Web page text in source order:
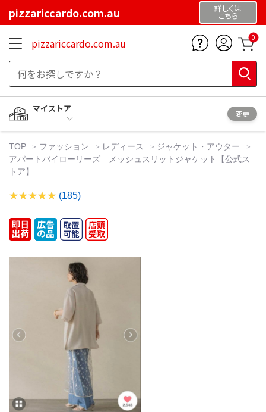
pizzariccardo.com.au 詳しくは
こちら
pizzariccardo.com.au 0
マイストア
変更
TOP ファッション レディース
ジャケット・アウター
アパートバイローリーズ メッシュスリットジャケット【公式ス
トア】
(185)